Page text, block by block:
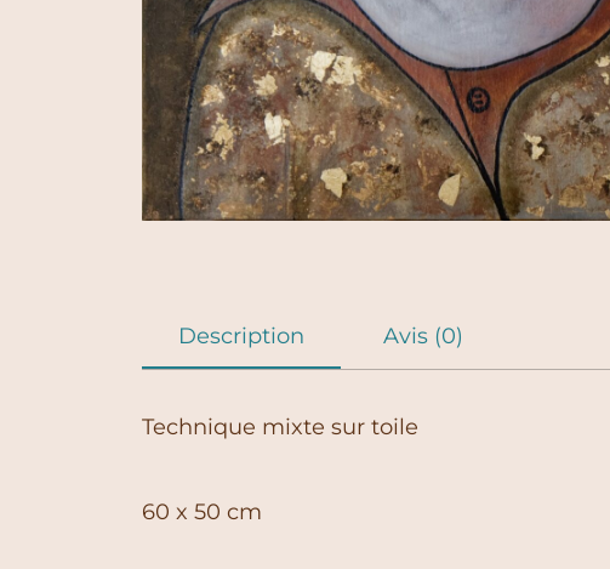
Description Avis (0)
Technique mixte sur toile
60 x 50 cm